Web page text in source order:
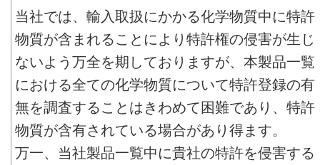
当社では、輸入取扱にかかる化学物質中に特許
物質が含まれることにより特許権の侵害が生じ
ないよう万全を期しておりますが、本製品一覧
における全ての化学物質について特許登録の有
無を調査することはきわめて困難であり、特許
物質が含有されている場合があり得ます。
万一、当社製品一覧中に貴社の特許を侵害する